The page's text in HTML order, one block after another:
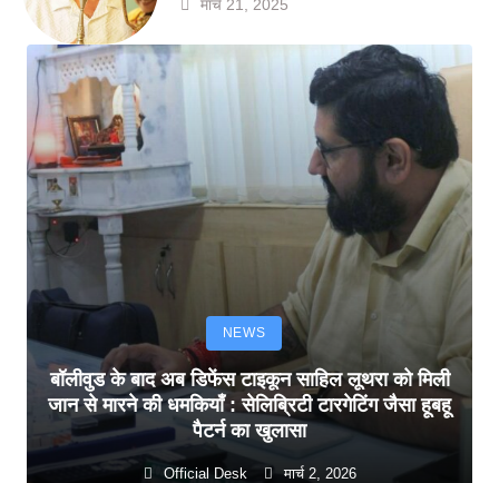
मार्च 21, 2025
NEWS
बॉलीवुड के बाद अब डिफेंस टाइकून साहिल लूथरा को मिली
जान से मारने की धमकियाँ : सेलिब्रिटी टारगेटिंग जैसा हूबहू
पैटर्न का खुलासा
Official Desk मार्च 2, 2026